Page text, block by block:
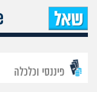
פיננסי וכלכלה